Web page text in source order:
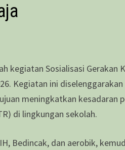
kegiatan Sosialisasi Gerakan
Kegiatan ini
meningkatkan kesadaran
di lingkungan sekolah.
Bedincak, dan aerobik,